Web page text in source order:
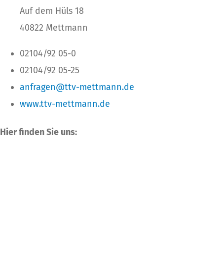
Auf dem Hüls 18
40822 Mettmann
02104/92 05-0
02104/92 05-25
anfragen@ttv-mettmann.de
www.ttv-mettmann.de
Hier finden Sie uns: